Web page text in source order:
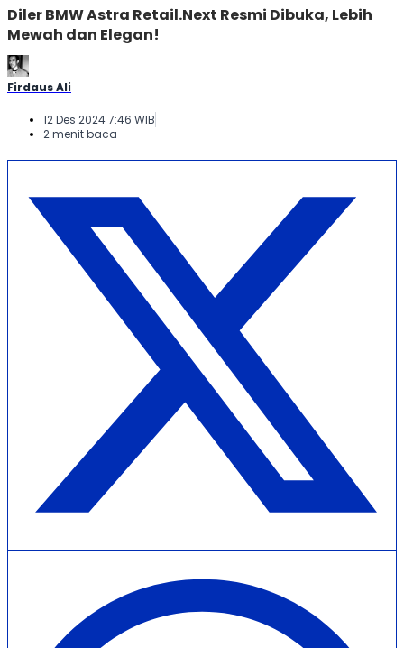
Diler BMW Astra Retail.Next Resmi Dibuka, Lebih
Mewah dan Elegan!
Firdaus Ali
12 Des 2024 7:46 WIB
2 menit baca